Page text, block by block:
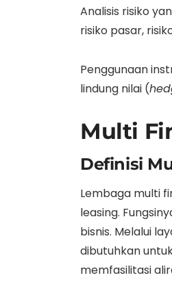
Analisis risiko
risiko pasar,
Penggunaan
lindung nilai (
Multi
Definisi
Lembaga multi
leasing.
bisnis. Melalui
dibutuhkan
memfasilitasi